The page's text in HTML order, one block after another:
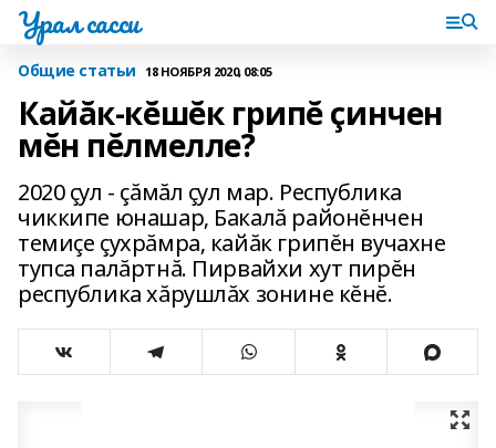
Урал сасси
Общие статьи 18 НОЯБРЯ 2020, 08:05
Кайăк-кĕшĕк грипĕ çинчен
мĕн пĕлмелле?
2020 çул - çăмăл çул мар. Республика
чиккипе юнашар‚ Бакалă районĕнчен
темиçе çухрăмра‚ кайăк грипĕн вучахне
тупса палăртнă. Пирвайхи хут пирĕн
республика хăрушлăх зонине кĕнĕ.